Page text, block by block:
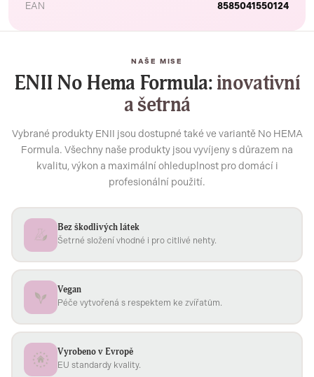
EAN 8585041550124
NAŠE MISE
ENII No Hema Formula:inovativní
a šetrná
Vybrané produkty ENII jsou dostupné také ve variantě No HEMA
Formula. Všechny naše produkty jsou vyvíjeny s důrazem na
kvalitu, výkon a maximální ohleduplnost pro domácí i
profesionální použití.
Bez škodlivých látek
Šetrné složení vhodné i pro citlivé nehty.
Vegan
Péče vytvořená s respektem ke zvířatům.
Vyrobeno v Evropě
EU standardy kvality.